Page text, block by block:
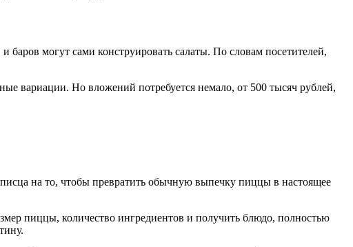
могут сами конструировать салаты. По словам посетителей,
вариации. Но вложений потребуется немало, от 500 тысяч рублей,
на то, чтобы превратить обычную выпечку пиццы в настоящее
пиццы, количество ингредиентов и получить блюдо, полностью